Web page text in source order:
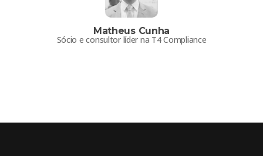
Matheus Cunha
Sócio e consultor líder na T4 Compliance